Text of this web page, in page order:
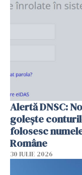
Alertă DNSC:
golește
folosesc
Române
30 IULIE 2026